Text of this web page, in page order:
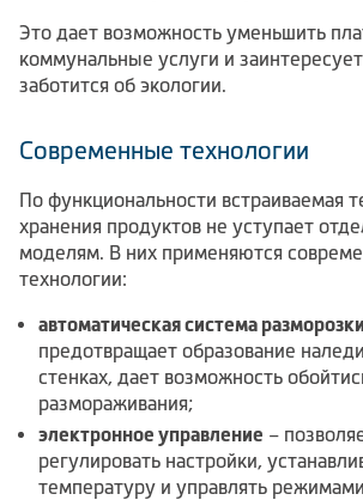
Это дает возможность уменьшить
коммунальные услуги и
заботится об экологии.
Современные технологии
По функциональности встраиваемая
хранения продуктов не уступает
моделям. В них применяются
технологии:
автоматическая система разморозки
предотвращает образование
стенках, дает возможность
размораживания;
электронное управление –
регулировать настройки,
температуру и управлять